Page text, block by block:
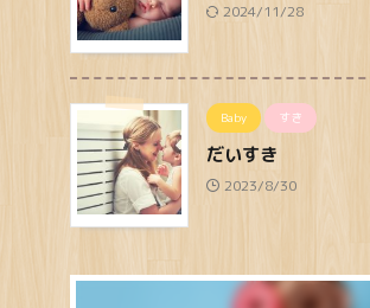
2024/11/28
Baby すき
だいすき
2023/8/30